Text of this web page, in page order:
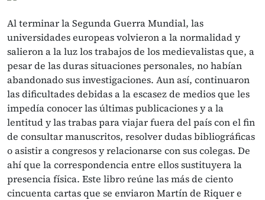
Al terminar la Segunda Guerra Mundial, las
universidades europeas volvieron a la normalidad y
salieron a la luz los trabajos de los medievalistas que, a
pesar de las duras situaciones personales, no habían
abandonado sus investigaciones. Aun así, continuaron
las dificultades debidas a la escasez de medios que les
impedía conocer las últimas publicaciones y a la
lentitud y las trabas para viajar fuera del país con el fin
de consultar manuscritos, resolver dudas bibliográficas
o asistir a congresos y relacionarse con sus colegas. De
ahí que la correspondencia entre ellos sustituyera la
presencia física. Este libro reúne las más de ciento
cincuenta cartas que se enviaron Martín de Riquer e